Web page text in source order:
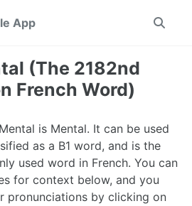
App
Toggle
(The 2182nd
French Word)
is Mental. It can be used
as a B1 word, and is the
used word in French. You can
for context below, and you
pronunciations by clicking on